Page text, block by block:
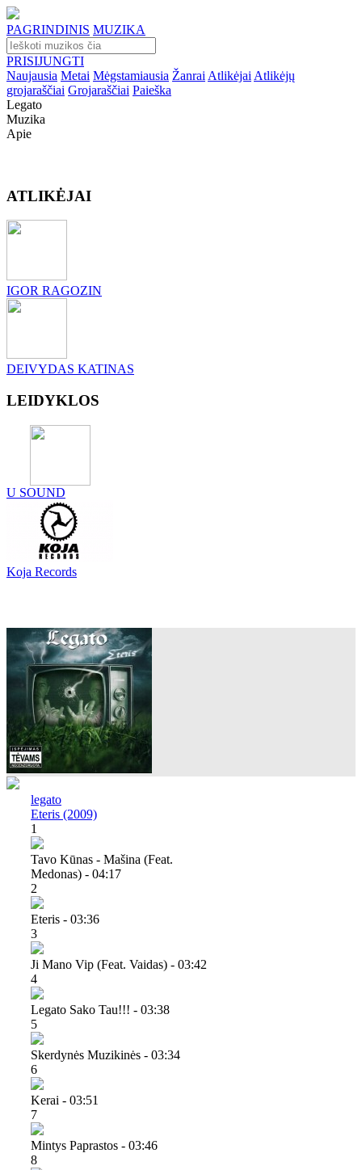
PAGRINDINIS MUZIKA
PRISIJUNGTI
Naujausia Metai Mėgstamiausia Žanrai Atlikėjai Atlikėjų
grojaraščiai Grojaraščiai Paieška
Legato
Muzika
Apie
ATLIKĖJAI
IGOR RAGOZIN
DEIVYDAS KATINAS
LEIDYKLOS
U SOUND
Koja Records
legato
Eteris (2009)
1
Tavo Kūnas - Mašina (feat.
Medonas) - 04:17
2
Eteris - 03:36
3
Ji Mano Vip (feat. Vaidas) - 03:42
4
Legato Sako Tau!!! - 03:38
5
Skerdynės Muzikinės - 03:34
6
Kerai - 03:51
7
Mintys Paprastos - 03:46
8